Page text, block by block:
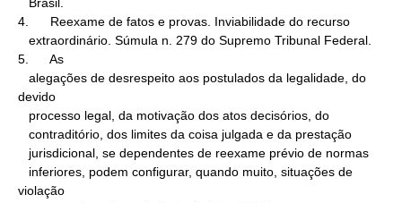
4.      Reexame de fatos e provas. Inviabilidade do recurso
5.      As
devido
violação